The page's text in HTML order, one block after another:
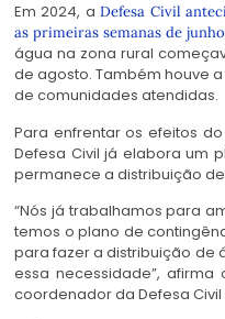
Em 2024, a Defesa Civil
as primeiras semanas de junho
água na zona rural
de agosto. Também houve
de comunidades atendidas.
Para enfrentar os efeitos
Defesa Civil já elabora um
permanece a distribuição
“Nós já trabalhamos para
temos o plano de
para fazer a distribuição de
essa necessidade”, afirma
coordenador da Defesa Civil